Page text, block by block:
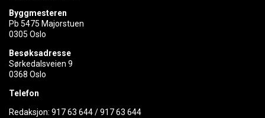
Byggmesteren
Pb 5475 Majorstuen
0305 Oslo
Besøksadresse
Sørkedalsveien 9
0368 Oslo
Telefon
Redaksjon: 917 63 644/917 63 644